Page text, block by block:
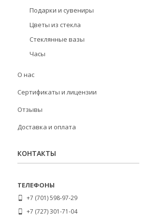
Подарки и сувениры
Цветы из стекла
Стеклянные вазы
Часы
О нас
Сертификаты и лицензии
Отзывы
Доставка и оплата
КОНТАКТЫ
+7 (701) 598-97-29
+7 (727) 301-71-04